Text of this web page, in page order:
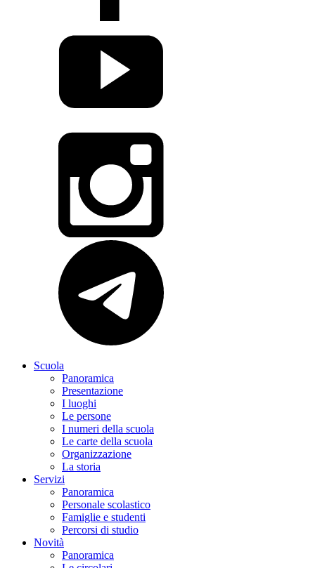
Scuola
Panoramica
Presentazione
I luoghi
Le persone
I numeri della scuola
Le carte della scuola
Organizzazione
La storia
Servizi
Panoramica
Personale scolastico
Famiglie e studenti
Percorsi di studio
Novità
Panoramica